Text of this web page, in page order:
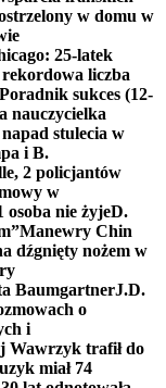
w domu w
25-latek
liczba
Poradnik sukces (12-
nauczycielka
stulecia w
i B.
2 policjantów
w
nie żyjeD.
Manewry Chin
dźgnięty nożem w
BaumgartnerJ.D.
o
i
Wawrzyk trafił do
miał 74